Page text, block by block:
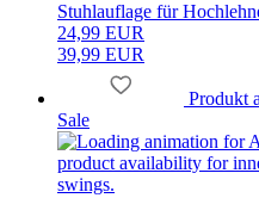
Stuhlauflage für
24,99 EUR
39,99 EUR
Produkt
Sale